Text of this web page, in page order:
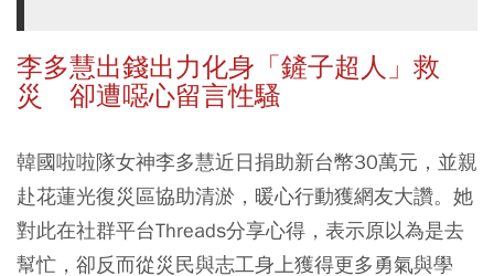
李多慧出錢出力化身「鏟子超人」救
災 卻遭噁心留言性騷
韓國啦啦隊女神李多慧近日捐助新台幣30萬元，並親
赴花蓮光復災區協助清淤，暖心行動獲網友大讚。她
對此在社群平台Threads分享心得，表示原以為是去
幫忙，卻反而從災民與志工身上獲得更多勇氣與學